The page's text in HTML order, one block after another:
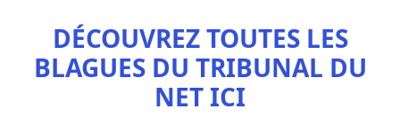
DÉCOUVREZ TOUTES LES
BLAGUES DU TRIBUNAL DU
NET ICI